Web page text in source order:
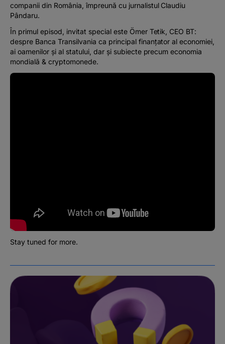
companii din România, împreună cu jurnalistul Claudiu
Pândaru.
În primul episod, invitat special este Ömer Tetik, CEO BT:
despre Banca Transilvania ca principal finanțator al economiei,
ai oamenilor și al statului, dar și subiecte precum economia
mondială & cryptomonede.
Stay tuned for more.